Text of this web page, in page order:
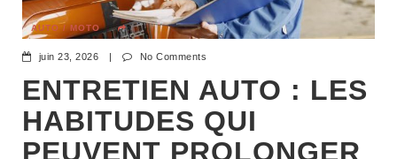
AUTO / MOTO
juin 23, 2026 | No Comments
ENTRETIEN AUTO : LES
HABITUDES QUI
PEUVENT PROLONGER